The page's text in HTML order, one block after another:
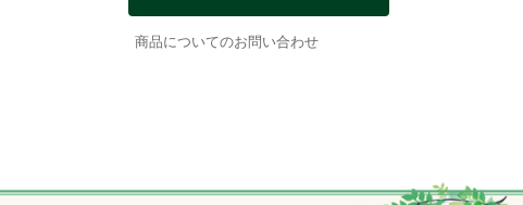
商品についてのお問い合わせ